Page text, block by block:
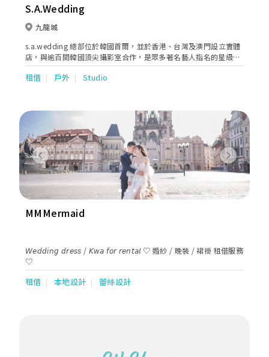
S.A.Wedding
九龍城
s.a.wedding 總部位於韓國首爾，並於香港、台灣及澳門設立實體
店，與逾百間韓國頂尖攝影室合作，是眾多著名藝人指名的星級團
隊。
租借 戶外 Studio
Previous Next
MMMermaid
𝘞𝘦𝘥𝘥𝘪𝘯𝘨 𝘥𝘳𝘦𝘴𝘴 / 𝘒𝘸𝘢 𝘧𝘰𝘳 𝘳𝘦𝘯𝘵𝘢𝘭 ♡ 婚紗 / 晚裝 / 裙褂 租借服務
♡
租借 本地設計 蕾絲設計